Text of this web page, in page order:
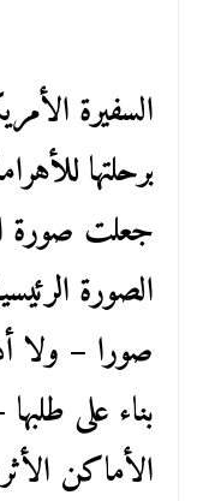
السفيرة
برحلتها
جعلت صورة
الصورة
صورا – ولا
بناء على
الأماكن